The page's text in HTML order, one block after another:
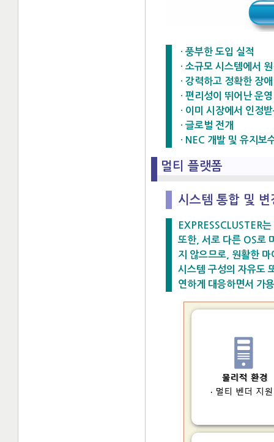
· 풍부한 도입 실적
· 소규모 시스템에서
· 강력하고 정확한 장
· 편리성이 뛰어난 운
· 이미 시장에서 인정
· 글로벌 전개
· NEC 개발 및 유지보
멀티 플랫폼
시스템 통합 및
EXPRESSCLUSTER
또한, 서로 다른 OS로
지 않으므로, 원활한
시스템 구성의 자유도
연하게 대응하면서 가